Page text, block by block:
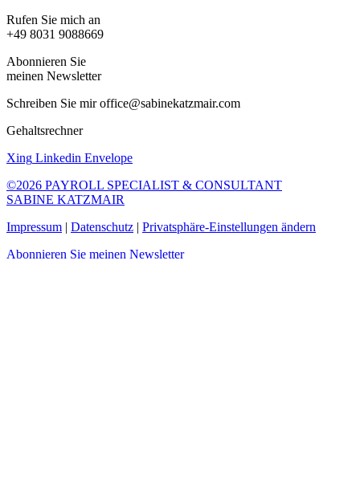
Rufen Sie mich an
+49 8031 9088669
Abonnieren Sie
meinen Newsletter
Schreiben Sie mir office@sabinekatzmair.com
Gehaltsrechner
Xing Linkedin Envelope
©2026 PAYROLL SPECIALIST & CONSULTANT
SABINE KATZMAIR
Impressum | Datenschutz | Privatsphäre-Einstellungen ändern
Abonnieren Sie meinen Newsletter